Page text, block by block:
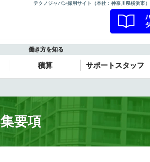
テクノジャパン採用サイト（本社：神奈川県横浜市
働き方を知る
積算 サポートスタッフ
要項